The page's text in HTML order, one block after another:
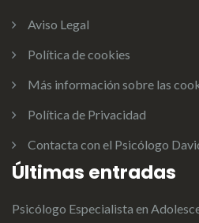
Aviso Legal
Política de cookies
Más información sobre las
Política de Privacidad
Contacta con el Psicólogo
Últimas entradas
Psicólogo Especialista en